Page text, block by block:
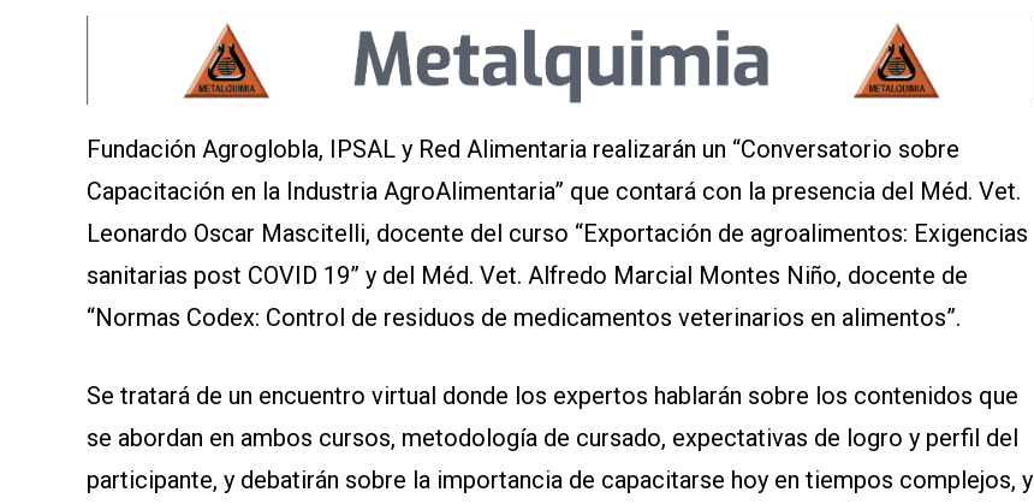
Fundación Agroglobla, IPSAL y Red Alimentaria realizarán un “Conversatorio sobre
Capacitación en la Industria AgroAlimentaria” que contará con la presencia del Méd. Vet.
Leonardo Oscar Mascitelli, docente del curso “Exportación de agroalimentos: Exigencias
sanitarias post COVID 19” y del Méd. Vet. Alfredo Marcial Montes Niño, docente de
“Normas Codex: Control de residuos de medicamentos veterinarios en alimentos”.
Se tratará de un encuentro virtual donde los expertos hablarán sobre los contenidos que
se abordan en ambos cursos, metodología de cursado, expectativas de logro y perfil del
participante, y debatirán sobre la importancia de capacitarse hoy en tiempos complejos, y